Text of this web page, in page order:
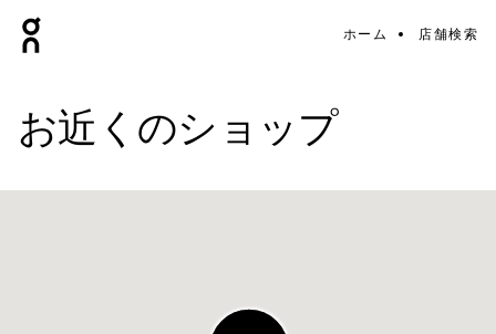
ホーム 店舗検索
お近くのショップ